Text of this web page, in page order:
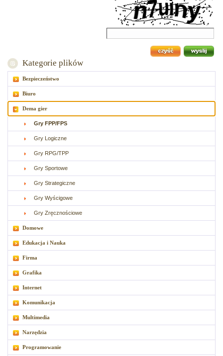
Kategorie plików
Bezpieczeństwo
Biuro
Dema gier
Gry FPP/FPS
Gry Logiczne
Gry RPG/TPP
Gry Sportowe
Gry Strategiczne
Gry Wyścigowe
Gry Zręcznościowe
Domowe
Edukacja i Nauka
Firma
Grafika
Internet
Komunikacja
Multimedia
Narzędzia
Programowanie